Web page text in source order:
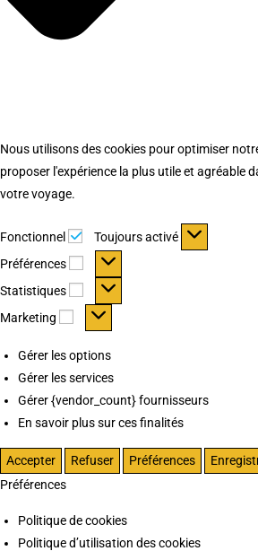
Nous utilisons des cookies pour optimiser
proposer l'expérience la plus utile et agréable
votre voyage.
Fonctionnel Fonctionnel
Toujours activé
Préférences
Préférences
Statistiques Statistiques
Marketing Marketing
Gérer les options
Gérer les services
Gérer {vendor_count} fournisseurs
En savoir plus sur ces finalités
Accepter Refuser Préférences
Préférences
Politique de cookies
Politique d’utilisation des cookies